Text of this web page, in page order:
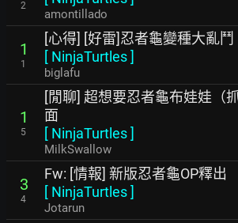
2
amontillado
1
1
[心得] [好雷]忍者龜變種大亂鬥
[ NinjaTurtles]
biglafu
1
5
[閒聊] 超想要忍者龜布娃娃（
面
[ NinjaTurtles]
MilkSwallow
3
4
Fw: [情報] 新版忍者龜OP釋出
[ NinjaTurtles]
Jotarun